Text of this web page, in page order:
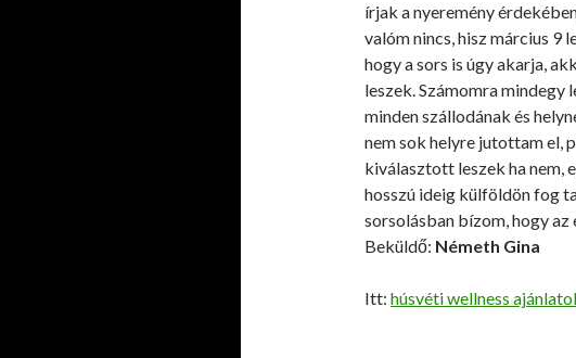
írjak a nyeremény
valóm nincs, hisz március 9
hogy a sors is úgy akarja,
leszek. Számomra mindegy
minden szállodának és
nem sok helyre jutottam el,
kiválasztott leszek ha nem,
hosszú ideig külföldön fog
sorsolásban bízom, hogy
Beküldő: Németh Gina
Itt: húsvéti wellness